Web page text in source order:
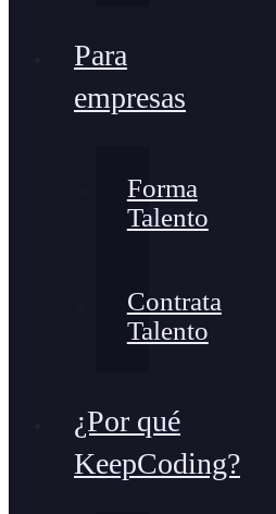
Para
empresas
Forma
Talento
Contrata
Talento
¿Por qué
KeepCoding?